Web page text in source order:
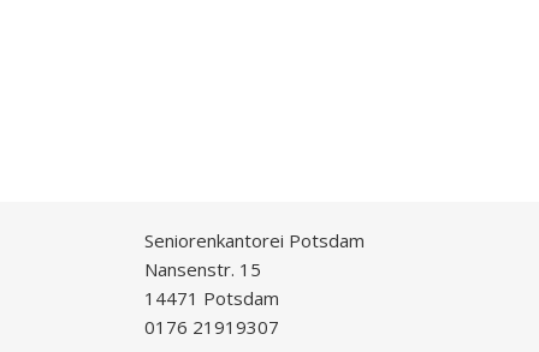
Seniorenkantorei Potsdam
Nansenstr. 15
14471 Potsdam
0176 21919307